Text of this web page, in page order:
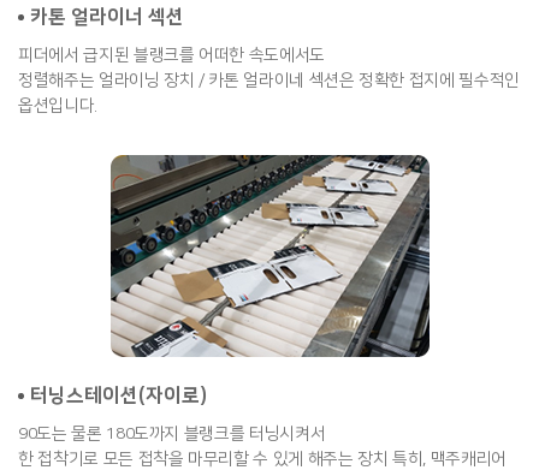
카톤 얼라이너 섹션
피더에서 급지된 블랭크를 어떠한 속도에서도
정렬해주는 얼라이닝 장치 / 카톤 얼라이네 섹션은 정확한 접지에 필수적인
옵션입니다.
터닝스테이션(자이로)
90도는 물론 180도까지 블랭크를 터닝시켜서
한 접착기로 모든 접착을 마무리할 수 있게 해주는 장치 특히, 맥주캐리어